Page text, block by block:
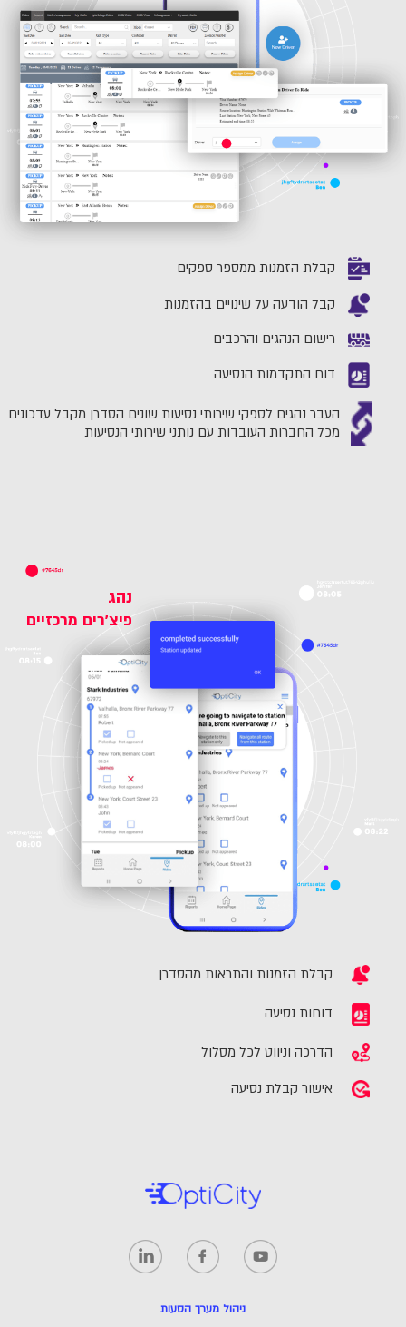
קבלת הזמנות ממספר ספקים
קבל הודעה על שינויים בהזמנות
רישום הנהגים והרכבים
דוח התקדמות הנסיעה
העבר נהגים לספקי שירותי נסיעות שונים הסדרן מקבל עדכונים
מכל החברות העובדות עם נותני שירותי הנסיעות
נהג
פיצ'רים מרכזיים
קבלת הזמנות והתראות מהסדרן
דוחות נסיעה
הדרכה וניווט לכל מסלול
אישור קבלת נסיעה
ניהול מערך הסעות